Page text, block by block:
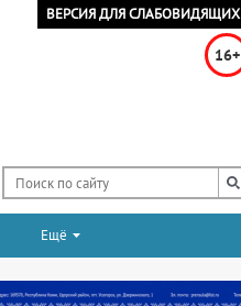
ВЕРСИЯ ДЛЯ СЛАБОВИДЯЩИХ
16+
Ещё